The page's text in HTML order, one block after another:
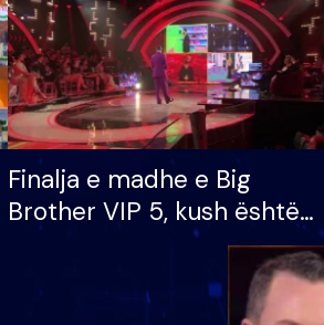
Finalja e madhe e Big
Brother VIP 5, kush është
banori i parë që lë shtëpinë
dhe humb mundësinë për
të fituar çmimin e madh